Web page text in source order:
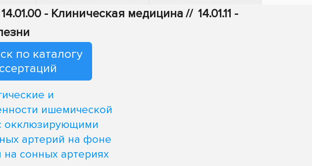
14.01.00 - Клиническая медицина // 14.01.11 -
по каталогу
и
ишемической
окклюзирующими
артерий на фоне
сонных артериях